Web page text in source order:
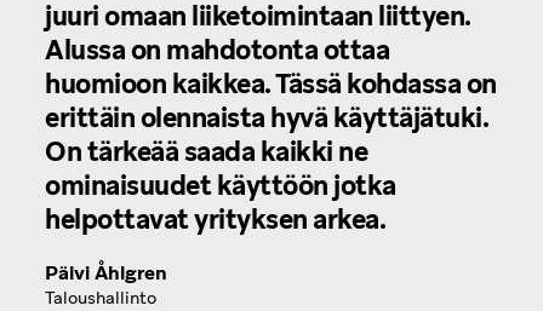
juuri omaan liiketoimintaan liittyen.
Alussa on mahdotonta ottaa
huomioon kaikkea. Tässä kohdassa on
erittäin olennaista hyvä käyttäjätuki.
On tärkeää saada kaikki ne
ominaisuudet käyttöön jotka
helpottavat yrityksen arkea.
Päivi Åhlgren
Taloushallinto